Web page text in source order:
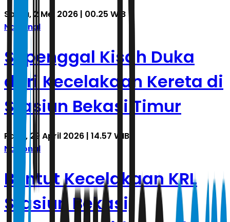
Sabtu, 2 Mei 2026 | 00.25 WIB
Nasional
Sepenggal Kisah Duka
dari Kecelakaan Kereta di
Stasiun Bekasi Timur
Rabu, 29 April 2026 | 14.57 WIB
Nasional
Buntut Kecelakaan KRL
Stasiun Bekasi,